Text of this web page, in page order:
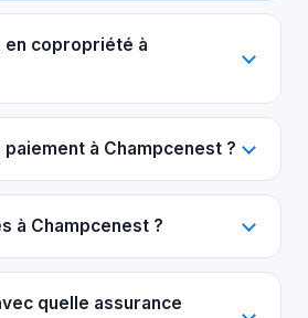
en copropriété à
à Champcenest ?
à Champcenest ?
quelle assurance